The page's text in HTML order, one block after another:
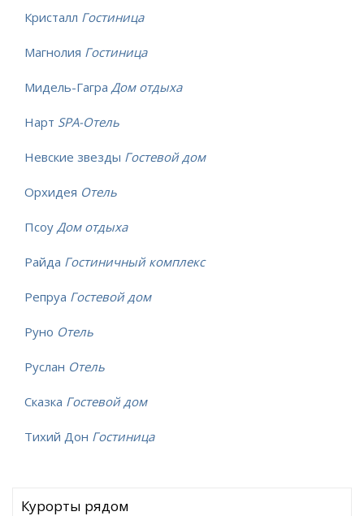
Кристалл Гостиница
Магнолия Гостиница
Мидель-Гагра Дом отдыха
Нарт SPA-Отель
Невские звезды Гостевой дом
Орхидея Отель
Псоу Дом отдыха
Райда Гостиничный комплекс
Репруа Гостевой дом
Руно Отель
Руслан Отель
Сказка Гостевой дом
Тихий Дон Гостиница
Курорты рядом